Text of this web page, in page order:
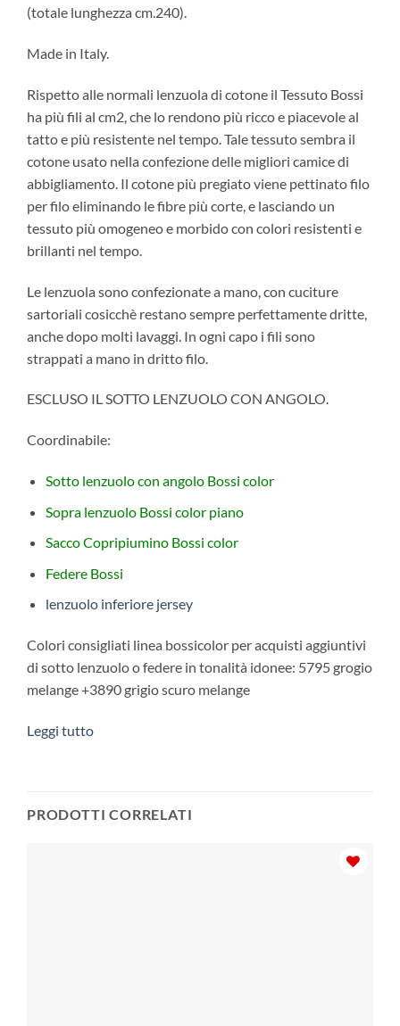
(totale lunghezza cm.240).
Made in Italy.
Rispetto alle normali lenzuola di cotone il Tessuto Bossi
ha più fili al cm2, che lo rendono più ricco e piacevole al
tatto e più resistente nel tempo. Tale tessuto sembra il
cotone usato nella confezione delle migliori camice di
abbigliamento. Il cotone più pregiato viene pettinato filo
per filo eliminando le fibre più corte, e lasciando un
tessuto più omogeneo e morbido con colori resistenti e
brillanti nel tempo.
Le lenzuola sono confezionate a mano, con cuciture
sartoriali cosicchè restano sempre perfettamente dritte,
anche dopo molti lavaggi. In ogni capo i fili sono
strappati a mano in dritto filo.
ESCLUSO IL SOTTO LENZUOLO CON ANGOLO.
Coordinabile:
Sotto lenzuolo con angolo Bossi color
Sopra lenzuolo Bossi colorpiano
Sacco Copripiumino Bossi color
Federe Bossi
lenzuolo inferiore jersey
Colori consigliati linea bossicolor per acquisti aggiuntivi
di sotto lenzuolo o federe in tonalità idonee: 5795 grogio
melange +3890 grigio scuro melange
Leggi tutto
PRODOTTI CORRELATI